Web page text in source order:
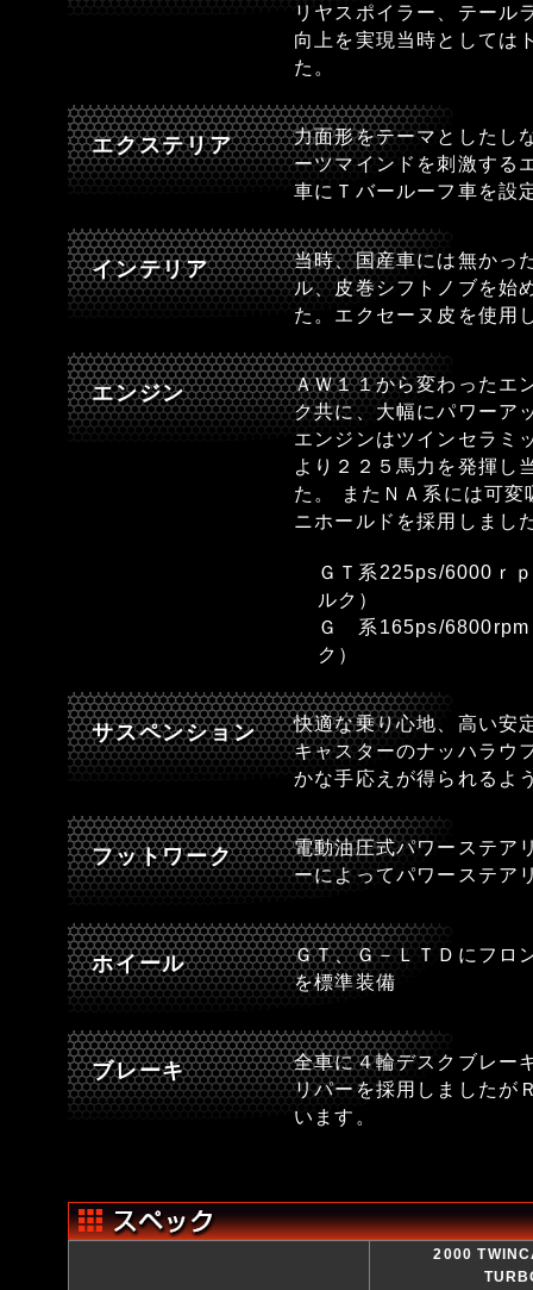
リヤスポイラー、テール
向上を実現当時としては
た。
エクステリア
力面形をテーマとしたし
ーツマインドを刺激する
車にＴバールーフ車を設
インテリア
当時、国産車には無かっ
ル、皮巻シフトノブを始
た。エクセーヌ皮を使用
エンジン
ＡＷ１１から変わったエ
ク共に、大幅にパワーア
エンジンはツインセラミ
より２２５馬力を発揮し
た。 またＮＡ系には可
ニホールドを採用しまし
ＧＴ系225ps/6000
ルク）
Ｇ 系165ps/
ク）
サスペンション
快適な乗り心地、高い
キャスターのナッハラウ
かな手応えが得られるよ
フットワーク
電動油圧式パワーステア
ーによってパワーステア
ホイール
ＧＴ、Ｇ－ＬＴＤにフロ
を標準装備
ブレーキ
全車に４輪デスクブレ
リパーを採用しましたが
います。
2000